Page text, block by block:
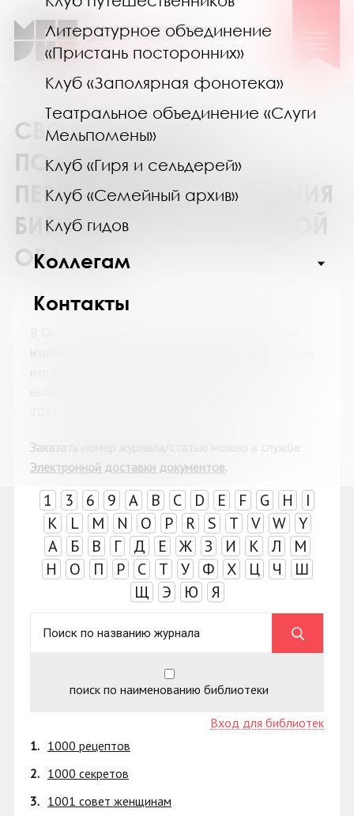
Литературное объединение
«Пристань посторонних»
Клуб «Заполярная фонотека»
Театральное объединение «Слуги
Мельпомены»
Клуб «Гиря и сельдерей»
Клуб «Семейный архив»
Клуб гидов
Коллегам
Контакты
СВОДНЫЙ КАТАЛОГ
ПОДПИСКИ НА
ПЕРИОДИЧЕСКИЕ ИЗДАНИЯ
БИБЛИОТЕК МУРМАНСКОЙ
ОБЛАСТИ
Заказать номер журнала/статью можно в с
Электронной доставки документов.
1 3 6 9 A B C D E F G H
I
K
L M N O P R S T V W
Y
А
Б В Г Д Е Ж З И К Л
М
Н
О П Р С Т У Ф Х Ц Ч
Ш
Щ
Э Ю Я
поиск по наименованию библиотеки
Вход для библиотек
1. 1000 рецептов
2. 1000 секретов
3. 1001 совет женщинам